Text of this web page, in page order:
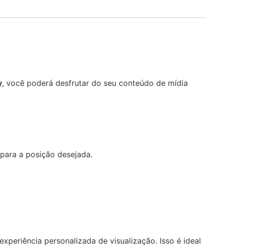
, você poderá desfrutar do seu conteúdo de mídia
a posição desejada.
personalizada de visualização. Isso é ideal